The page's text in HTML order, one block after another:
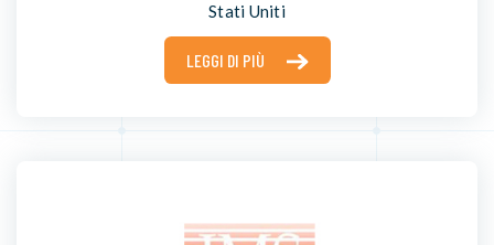
Stati Uniti
LEGGI DI PIÙ